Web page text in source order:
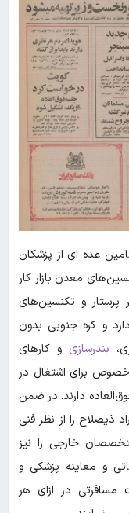
عده ای از پزشکان
معدن بازار کار
پرستار و تکنسین‌های
و کره جنوبی بدون
بندرسازی و کارهای
خصوص برای اشتغال در
دارند. در ضمن
ذیصلاح را از نظر فنی
خارجی را نیز
و معاینه پزشکی و
مسافرتی در ازای هر